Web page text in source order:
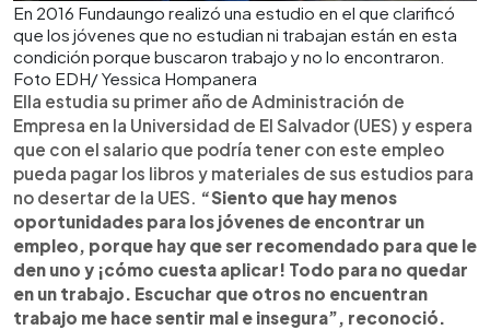
En 2016 Fundaungo realizó una estudio en el que clarificó
que los jóvenes que no estudian ni trabajan están en esta
condición porque buscaron trabajo y no lo encontraron.
Foto EDH/ Yessica Hompanera
Ella estudia su primer año de Administración de
Empresa en la Universidad de El Salvador (UES) y espera
que con el salario que podría tener con este empleo
pueda pagar los libros y materiales de sus estudios para
no desertar de la UES.
“Siento que hay menos
oportunidades para los jóvenes de encontrar un
empleo, porque hay que ser recomendado para que le
den uno y ¡cómo cuesta aplicar! Todo para no quedar
en un trabajo. Escuchar que otros no encuentran
trabajo me hace sentir mal e insegura”, reconoció.